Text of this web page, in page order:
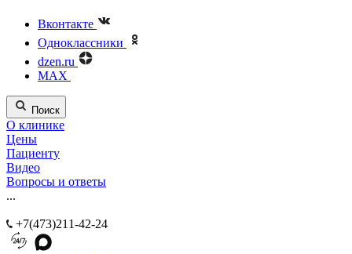
Вконтакте
Одноклассники
dzen.ru
MAX
Поиск
О клинике
Цены
Пациенту
Видео
Вопросы и ответы
...
+7(473)211-42-24